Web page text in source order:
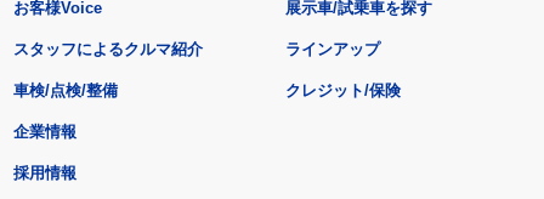
お客様Voice
スタッフによるクルマ紹介
展示車/試乗車を探す
ラインアップ
車検/点検/整備 クレジット/保険
企業情報
採用情報